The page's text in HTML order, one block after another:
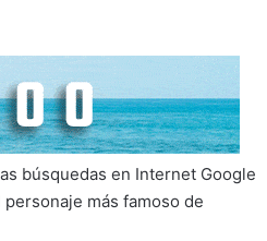
búsquedas en Internet Google
más famoso de